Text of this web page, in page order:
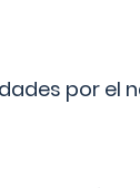
por el